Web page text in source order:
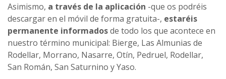
Asimismo, a través de la aplicación -que os podréis
descargar en el móvil de forma gratuita-, estaréis
permanente informadosde todo los que acontece en
nuestro término municipal: Bierge, Las Almunias de
Rodellar, Morrano, Nasarre, Otín, Pedruel, Rodellar,
San Román, San Saturnino y Yaso.